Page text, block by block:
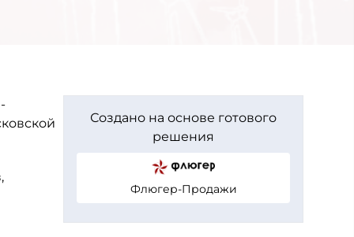
Создано на основе готового
решения
Флюгер-Продажи